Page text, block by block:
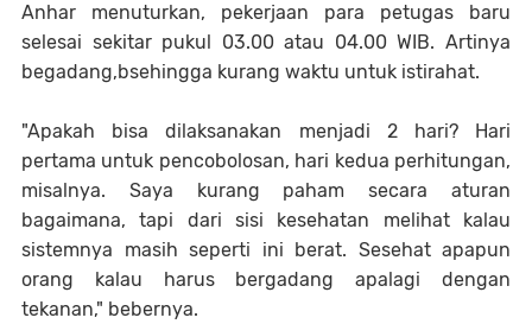
Anhar menuturkan, pekerjaan para petugas baru
selesai sekitar pukul 03.00 atau 04.00 WIB. Artinya
begadang,bsehingga kurang waktu untuk istirahat.
"Apakah bisa dilaksanakan menjadi 2 hari? Hari
pertama untuk pencobolosan, hari kedua perhitungan,
misalnya. Saya kurang paham secara aturan
bagaimana, tapi dari sisi kesehatan melihat kalau
sistemnya masih seperti ini berat. Sesehat apapun
orang kalau harus bergadang apalagi dengan
tekanan," bebernya.